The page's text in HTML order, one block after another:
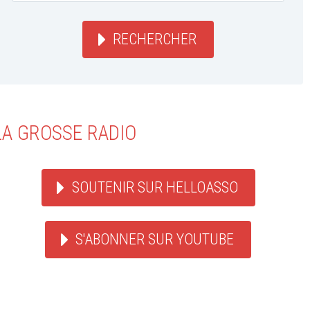
RECHERCHER
GROSSE RADIO
SOUTENIR SUR HELLOASSO
S'ABONNER SUR YOUTUBE